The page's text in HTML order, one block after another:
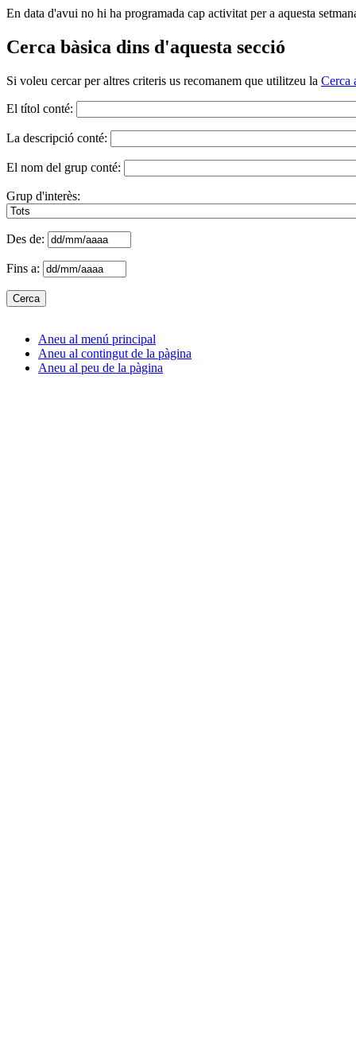
En data d'avui no hi ha programada cap activitat per a aquesta
Cerca bàsica dins d'aquesta secció
Si voleu cercar per altres criteris us recomanem que utilitzeu la Cerca
El títol conté:
La descripció conté:
El nom del grup conté:
Grup d'interès:
Des de:
Fins a:
Aneu al menú principal
Aneu al contingut de la pàgina
Aneu al peu de la pàgina